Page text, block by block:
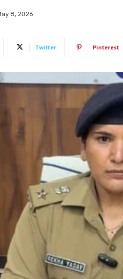
8, 2026
Twitter Pinterest